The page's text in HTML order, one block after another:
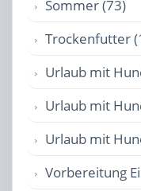
Sommer (73)
Trockenfutter
Urlaub mit
Urlaub mit
Urlaub mit
Vorbereitung